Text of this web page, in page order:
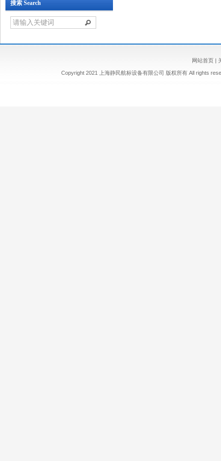
搜索 Search
网站首页|
Copyright 2021 上海静民航标设备有限公司 版权所有 All rights